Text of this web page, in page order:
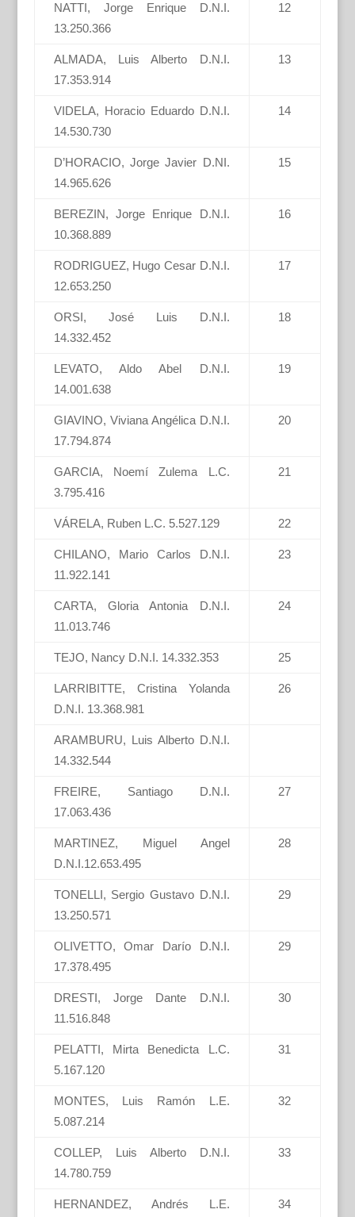
NATTI, Jorge Enrique D.N.I.
13.250.366
12
ALMADA, Luis Alberto D.N.I.
17.353.914
13
VIDELA, Horacio Eduardo D.N.I.
14.530.730
14
D’HORACIO, Jorge Javier D.NI.
14.965.626
15
BEREZIN, Jorge Enrique D.N.I.
10.368.889
16
RODRIGUEZ, Hugo Cesar D.N.I.
12.653.250
17
ORSI, José Luis D.N.I.
14.332.452
18
LEVATO, Aldo Abel D.N.I.
14.001.638
19
GIAVINO, Viviana Angélica D.N.I.
17.794.874
20
GARCIA, Noemí Zulema L.C.
3.795.416
21
VÁRELA, Ruben L.C. 5.527.129 22
CHILANO, Mario Carlos D.N.I.
11.922.141
23
CARTA, Gloria Antonia D.N.I.
11.013.746
24
TEJO, Nancy D.N.I. 14.332.353 25
LARRIBITTE, Cristina Yolanda
D.N.I. 13.368.981
26
ARAMBURU, Luis Alberto D.N.I.
14.332.544
FREIRE, Santiago D.N.I.
17.063.436
27
MARTINEZ, Miguel Angel
D.N.I.12.653.495
28
TONELLI, Sergio Gustavo D.N.I.
13.250.571
29
OLIVETTO, Omar Darío D.N.I.
17.378.495
29
DRESTI, Jorge Dante D.N.I.
11.516.848
30
PELATTI, Mirta Benedicta L.C.
5.167.120
31
MONTES, Luis Ramón L.E.
5.087.214
32
COLLEP, Luis Alberto D.N.I.
14.780.759
33
HERNANDEZ, Andrés L.E.
34